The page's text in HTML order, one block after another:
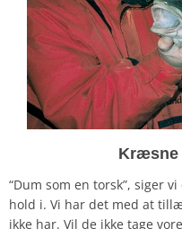
Kræsne
“Dum som en torsk”, siger
hold i. Vi har det med at
ikke har. Vil de ikke tage